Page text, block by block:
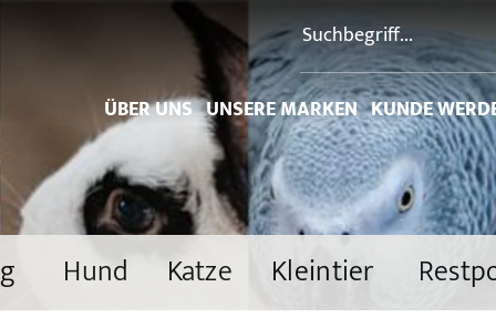
ÜBER UNS UNSERE MARKEN KUNDE
Hund Katze Kleintier